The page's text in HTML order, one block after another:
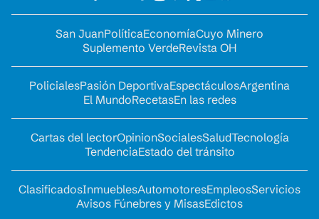
San JuanPolíticaEconomíaCuyo Minero
Suplemento VerdeRevista OH
PolicialesPasión DeportivaEspectáculosArgentina
El MundoRecetasEn las redes
Cartas del lectorOpinionSocialesSaludTecnología
TendenciaEstado del tránsito
ClasificadosInmueblesAutomotoresEmpleosServicios
Avisos Fúnebres y MisasEdictos